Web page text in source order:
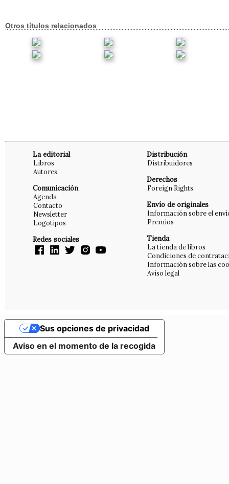
Otros títulos relacionados
La editorial
Libros
Autores
Comunicación
Agenda
Contacto
Newsletter
Logotipos
Redes sociales
Distribución
Distribuidores
Derechos
Foreign Rights
Envío de originales
Información sobre el
Premios
Tienda
La tienda de libros
Condiciones de
Información sobre las
Aviso legal
Aviso en el momento de la recogida
Sus opciones de privacidad